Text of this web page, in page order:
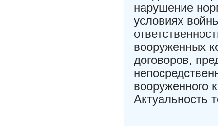
нарушение
условиях
вооруженных
договоров,
вооруженного
Актуальность